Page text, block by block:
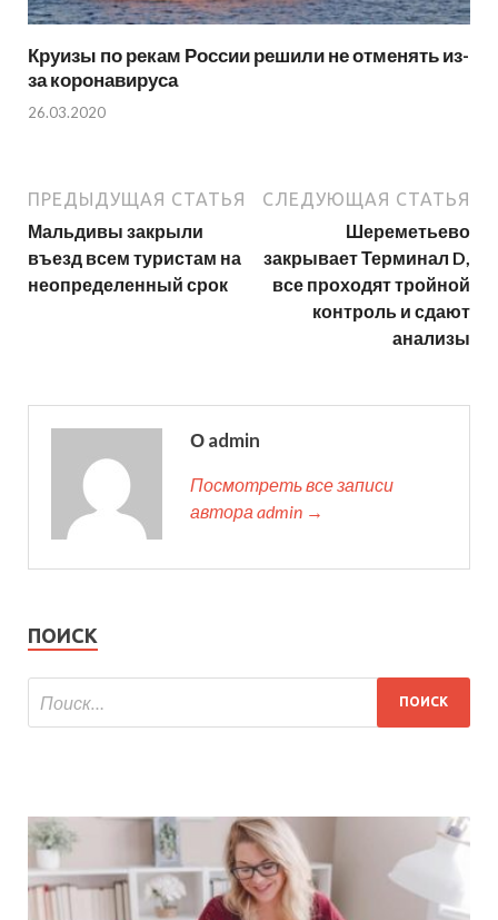
Круизы по рекам России решили не отменять из-
за коронавируса
26.03.2020
ПРЕДЫДУЩАЯ СТАТЬЯ
Мальдивы закрыли
въезд всем туристам на
неопределенный срок
СЛЕДУЮЩАЯ СТАТЬЯ
Шереметьево
закрывает Терминал D,
все проходят тройной
контроль и сдают
анализы
О admin
Посмотреть все записи
автора admin →
ПОИСК